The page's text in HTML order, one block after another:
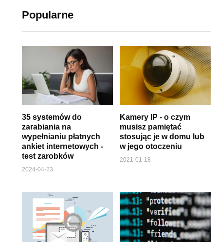
Popularne
35 systemów do
zarabiania na
wypełnianiu płatnych
ankiet internetowych -
test zarobków
2024-04-23
Kamery IP - o czym
musisz pamiętać
stosując je w domu lub
w jego otoczeniu
2021-01-18